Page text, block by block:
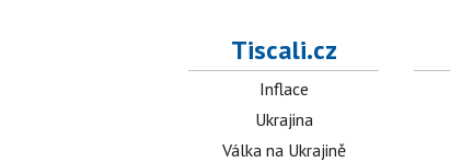
Tiscali.cz
Inflace
Ukrajina
Válka na Ukrajině